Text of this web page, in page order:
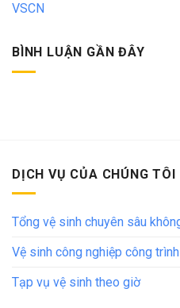
VSCN
BÌNH LUẬN GẦN ĐÂY
DỊCH VỤ CỦA CHÚNG TÔI
Tổng vệ sinh chuyên sâu
Vệ sinh công nghiệp công
Tạp vụ vệ sinh theo giờ